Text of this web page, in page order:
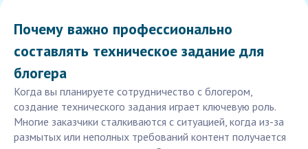
Почему важно профессионально
составлять техническое задание для
блогера
Когда вы планируете сотрудничество с блогером,
создание технического задания играет ключевую роль.
Многие заказчики сталкиваются с ситуацией, когда из-за
размытых или неполных требований контент получается